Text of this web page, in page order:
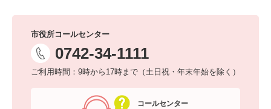
市役所コールセンター
0742-34-1111
ご利用時間：9時から17時まで（土日祝・年末年始を除く）
コールセンター